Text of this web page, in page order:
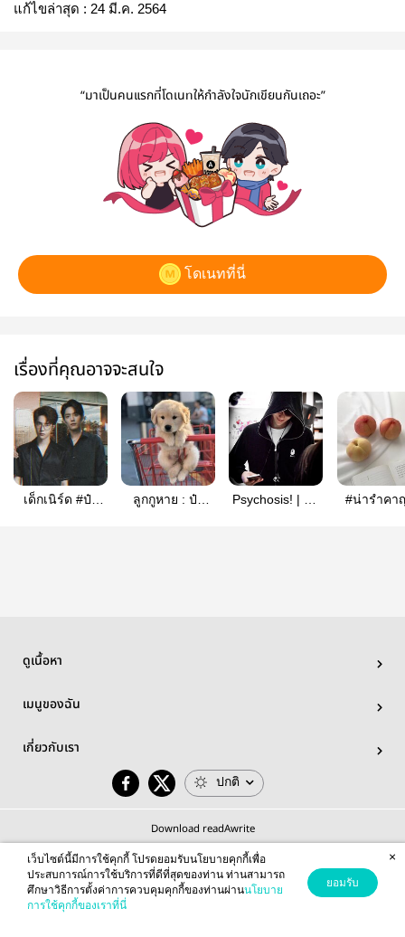
แก้ไขล่าสุด : 24 มี.ค. 2564
“มาเป็นคนแรกที่โดเนทให้กำลังใจนักเขียนกันเถอะ”
โดเนทที่นี่
เรื่องที่คุณอาจจะสนใจ
เด็กเนิร์ด #ป๋อ
ลูกกูหาย : ป๋อ
Psychosis! | ป๋อ
#น่ารำคา
ดูเนื้อหา
เมนูของฉัน
เกี่ยวกับเรา
ปกติ
Download readAwrite
© 2026 readAwrite.com by MEB Corporation Public Company Limited
This site is protected by reCAPTCHA and the Google
เว็บไซต์นี้มีการใช้คุกกี้ โปรดยอมรับนโยบายคุกกี้เพื่อ
ประสบการณ์การใช้บริการที่ดีที่สุดของท่าน ท่านสามารถ
ศึกษาวิธีการตั้งค่าการควบคุมคุกกี้ของท่านผ่านนโยบาย
การใช้คุกกี้ของเราที่นี่
ยอมรับ
×